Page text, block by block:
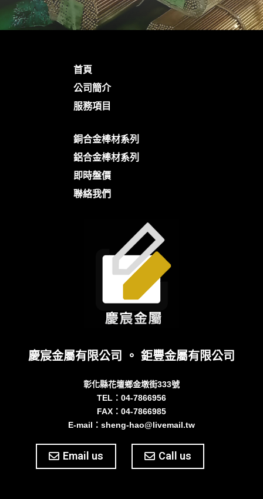
首頁
公司簡介
服務項目
銅合金棒材系列
鋁合金棒材系列
即時盤價
聯絡我們
慶宸金屬有限公司 。 鉅豐金屬有限公司
彰化縣花壇鄉金墩街333號
TEL：04-7866956
FAX：04-7866985
E-mail：sheng-hao@livemail.tw
Email us Call us